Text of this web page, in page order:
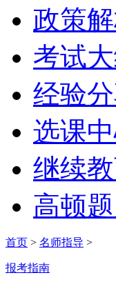
政策
考试
经验
选课
继续
高顿
首页 > 名师指导 >
报考指南